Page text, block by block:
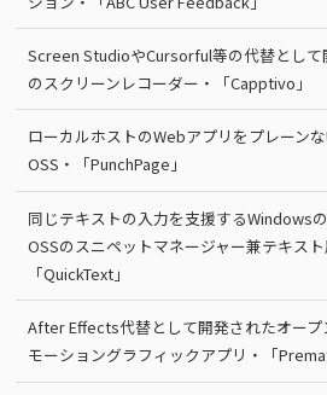
Screen StudioやCursorful等の代替として
のスクリーンレコーダー・「Capptivo」
ローカルホストのWebアプリをプレーン
OSS・「PunchPage」
同じテキストの入力を支援するWindows
OSSのスニペットマネージャー兼テキスト
「QuickText」
After Effects代替として開発されたオープ
モーショングラフィックアプリ・「